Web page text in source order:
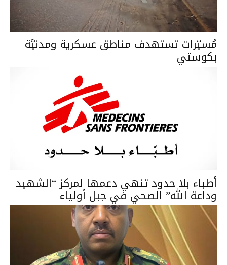
مُسيّرات تستهدف مناطق عسكرية ومدنيَّة
بكوستي
أطباء بلا حدود تنهي دعمها لمركز “الشهيد
وداعة الله” الصحي في جبل أولياء